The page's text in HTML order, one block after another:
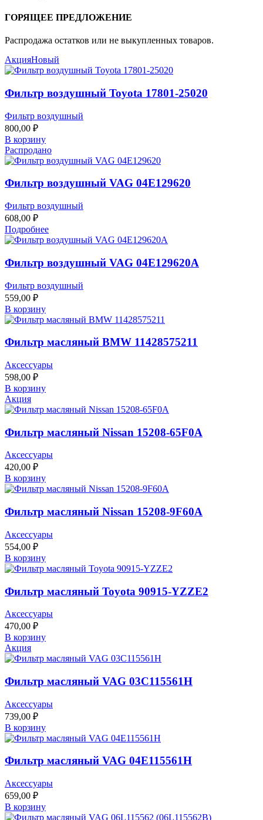
ГОРЯЩЕЕ ПРЕДЛОЖЕНИЕ
Распродажа остатков или не выкупленных товаров.
АкцияНовый
Фильтр воздушный Toyota 17801-25020
Фильтр воздушный
800,00 ₽
В корзину
Распродано
Фильтр воздушный VAG 04E129620
Фильтр воздушный
608,00 ₽
Подробнее
Фильтр воздушный VAG 04E129620A
Фильтр воздушный
559,00 ₽
В корзину
Фильтр масляный BMW 11428575211
Аксессуары
598,00 ₽
В корзину
Акция
Фильтр масляный Nissan 15208-65F0A
Аксессуары
420,00 ₽
В корзину
Фильтр масляный Nissan 15208-9F60A
Аксессуары
554,00 ₽
В корзину
Фильтр масляный Toyota 90915-YZZE2
Аксессуары
470,00 ₽
В корзину
Акция
Фильтр масляный VAG 03C115561H
Аксессуары
739,00 ₽
В корзину
Фильтр масляный VAG 04E115561H
Аксессуары
659,00 ₽
В корзину